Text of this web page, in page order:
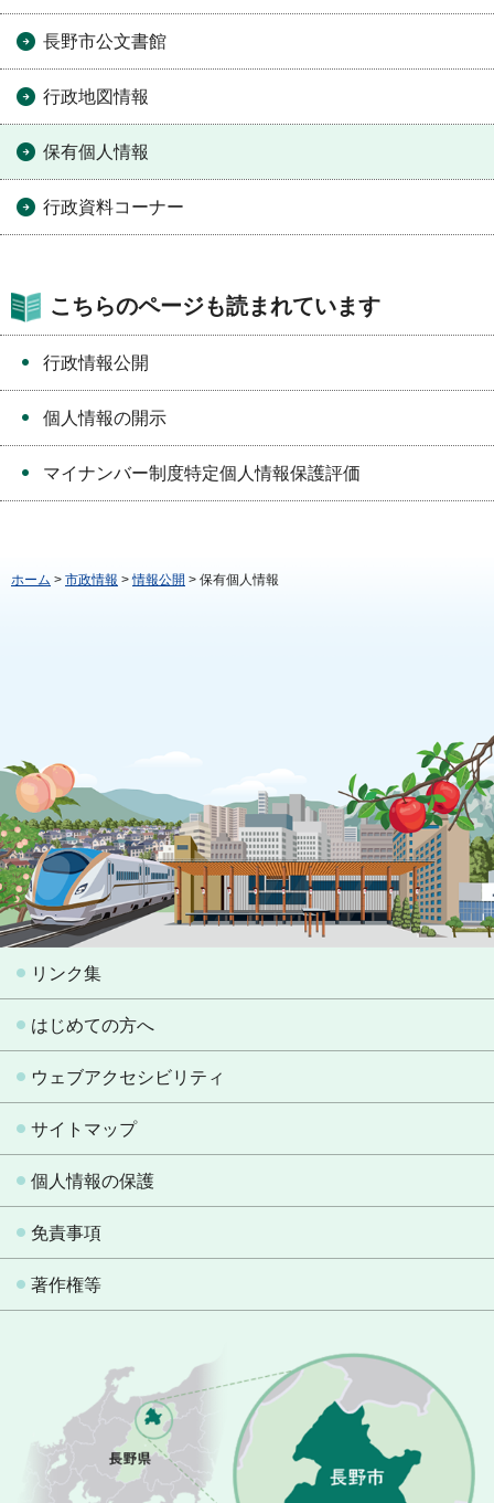
長野市公文書館
行政地図情報
保有個人情報
行政資料コーナー
こちらのページも読まれています
行政情報公開
個人情報の開示
マイナンバー制度特定個人情報保護評価
ホーム > 市政情報 >情報公開 > 保有個人情報
リンク集
はじめての方へ
ウェブアクセシビリティ
サイトマップ
個人情報の保護
免責事項
著作権等